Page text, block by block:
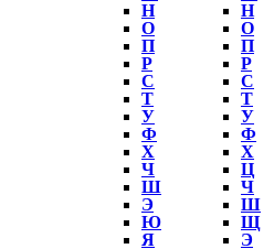
Н
О
П
Р
С
Т
У
Ф
Х
Ч
Ш
Э
Ю
Я
Н
О
П
Р
С
Т
У
Ф
Х
Ц
Ч
Ш
Щ
Э